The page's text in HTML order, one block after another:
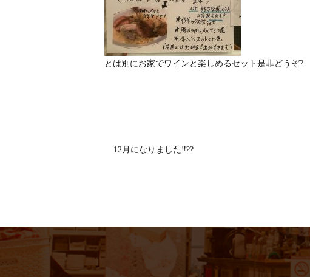
とは別にお家でワインと楽しめるセット是非どうぞ?
12月になりました‼️??